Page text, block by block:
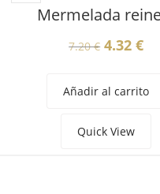
Mermelada
7.20€ El
original
7.20 €.
4.32€El
Añadir al carrito
Quick View